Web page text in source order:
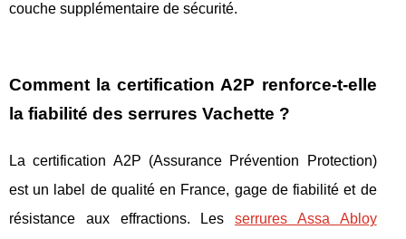
couche supplémentaire de sécurité.
Comment la certification A2P renforce-t-elle
la fiabilité des serrures Vachette ?
La certification A2P (Assurance Prévention Protection)
est un label de qualité en France, gage de fiabilité et de
résistance aux effractions. Lesserrures Assa Abloy